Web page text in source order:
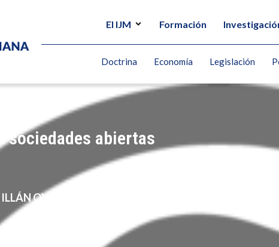
El IJM Formación
Doctrina Economía Legislación
sociedades abiertas
OVIEDO